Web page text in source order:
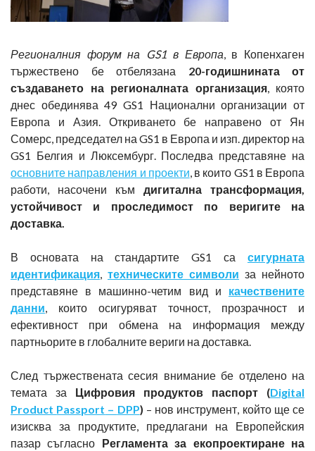
Регионалния форум на GS1 в Европа, в Копенхаген
тържествено бе отбелязана 20-годишнината от
създаването на регионалната организация, която
днес обединява 49 GS1 Национални организации от
Европа и Азия. Откриването бе направено от Ян
Сомерс, председател на GS1 в Европа и изп. директор на
GS1 Белгия и Люксембург. Последва представяне на
основните направления и проекти, в които GS1 в Европа
работи, насочени към дигитална трансформация,
устойчивост и проследимост по веригите на
доставка.
В основата на стандартите GS1 са сигурната
идентификация, техническите символи за нейното
представяне в машинно-четим вид и качествените
данни, които осигуряват точност, прозрачност и
ефективност при обмена на информация между
партньорите в глобалните вериги на доставка.
След тържествената сесия внимание бе отделено на
темата за Цифровия продуктов паспорт (Digital
Product Passport – DPP) – нов инструмент, който ще се
изисква за продуктите, предлагани на Европейския
пазар съгласно Регламента за екопроектиране на